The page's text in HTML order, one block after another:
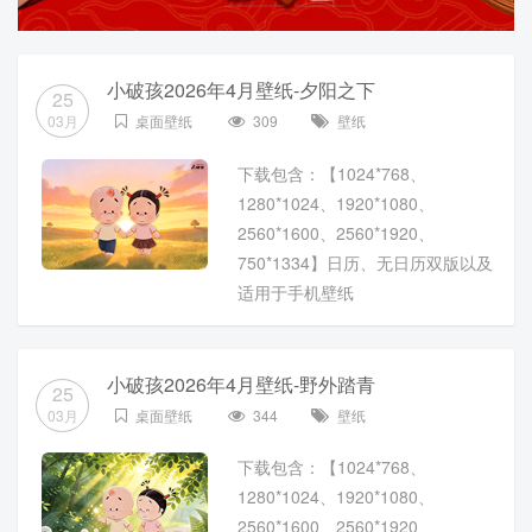
25
03月
小破孩2026年4月壁纸-夕阳之下
桌面壁纸 309 壁纸
下载包含：【1024*768、
1280*1024、1920*1080、
2560*1600、2560*1920、
750*1334】日历、无日历双版以及
适用于手机壁纸
25
03月
小破孩2026年4月壁纸-野外踏青
桌面壁纸 344 壁纸
下载包含：【1024*768、
1280*1024、1920*1080、
2560*1600、2560*1920、